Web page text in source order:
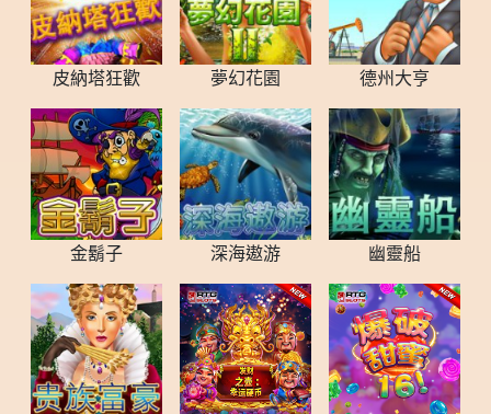
皮納塔狂歡 夢幻花園 德州大亨
金鬍子 深海遨游 幽靈船